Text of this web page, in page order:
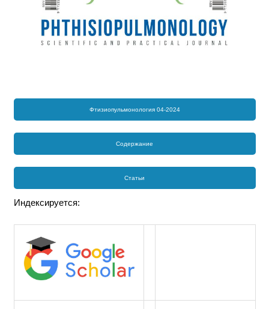
Фтизиопульмонология 04-2024
Содержание
Статьи
Индексируется: